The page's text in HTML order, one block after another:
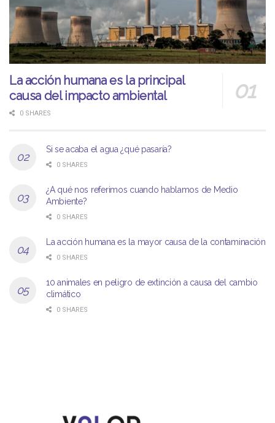
La acción humana es la principal
causa del impacto ambiental
0 SHARES
Si se acaba el agua ¿qué pasaría?
0 SHARES
¿A qué nos referimos cuando hablamos de Medio
Ambiente?
0 SHARES
La acción humana es la mayor causa de la contaminación
0 SHARES
10 animales en peligro de extinción a causa del cambio
climático
0 SHARES